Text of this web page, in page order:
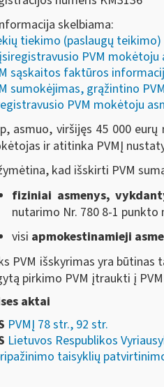
skelbiama:
tiekimo (paslaugų
PVM mokėtoju
sąskaitos faktūros
sumokėjimas, grąžintino
PVM mokėtoju
asmuo, viršijęs 45 000
ir atitinka PVMĮ
kad išskirti PVM
fiziniai asmenys,
nutarimo Nr. 780 8-1
visi apmokestinamieji
PVM išskyrimas yra
pirkimo PVM įtraukti į
aktai
PVMĮ 78 str., 92 str.
Lietuvos Respublikos
taisyklių